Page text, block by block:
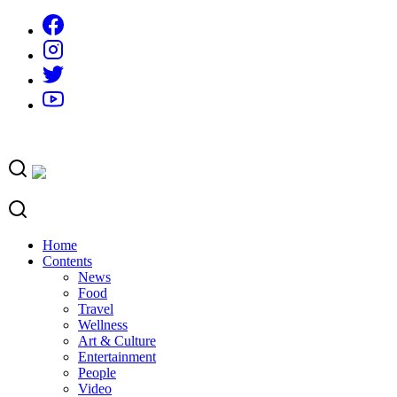
content
Home
Contents
News
Food
Travel
Wellness
Art & Culture
Entertainment
People
Video